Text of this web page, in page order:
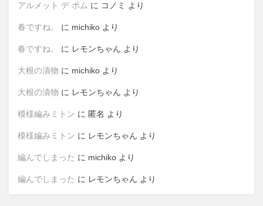
アルメット デ ポム に コノミ より
春ですね。 に michiko より
春ですね。 に レモンちゃん より
大根の漬物 に michiko より
大根の漬物 に レモンちゃん より
模様編みミトン に 匿名 より
模様編みミトン に レモンちゃん より
編んでしまった に michiko より
編んでしまった に レモンちゃん より